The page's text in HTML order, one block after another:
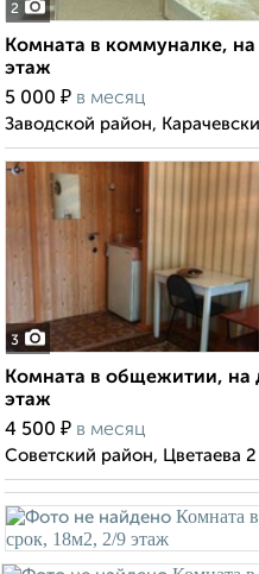
2
Комната в коммуналке,
этаж
5 000 ₽ в месяц
Заводской район,
3
Комната в общежитии, на
этаж
4 500 ₽ в месяц
Советский район, Цветаева 2